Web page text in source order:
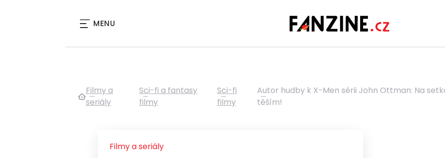
MENU
Filmy a
seriály
Sci-fi a fantasy
filmy
Sci-fi
filmy
Autor hudby k X-Men sérii John Ottman: Na
těším!
Filmy a seriály